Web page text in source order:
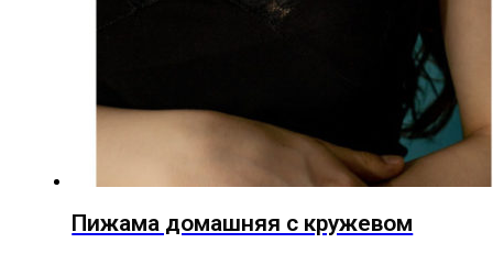
Пижама домашняя с кружевом